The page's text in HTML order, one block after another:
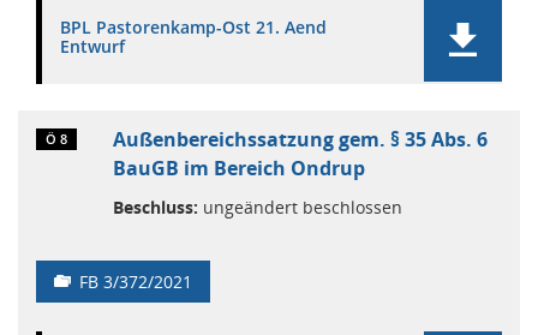
BPL Pastorenkamp-Ost 21. Aend
Entwurf
Ö 8
Außenbereichssatzung gem. § 35 Abs. 6
BauGB im Bereich Ondrup
Beschluss: ungeändert beschlossen
FB 3/372/2021